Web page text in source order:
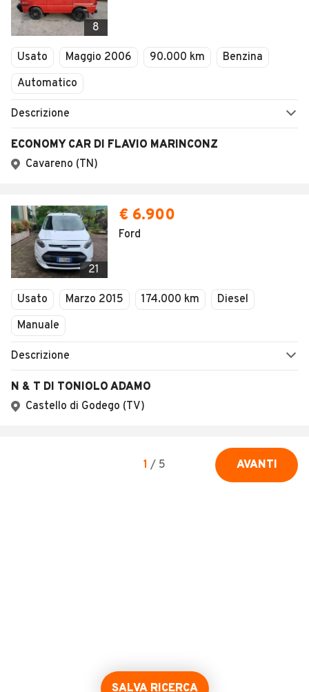
8
Usato Maggio 2006 90.000 km
Benzina
Automatico
Descrizione
ECONOMY CAR DI FLAVIO MARINCONZ
Cavareno (TN)
21
€ 6.900
Ford
Usato Marzo 2015 174.000 km
Diesel
Manuale
Descrizione
N & T DI TONIOLO ADAMO
Castello di Godego (TV)
1 / 5 AVANTI
SALVA RICERCA